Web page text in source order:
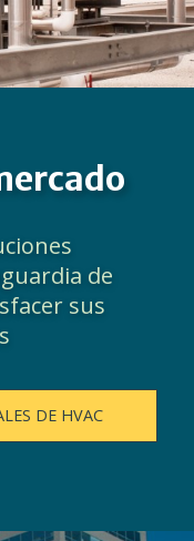
de
sus
DE HVAC